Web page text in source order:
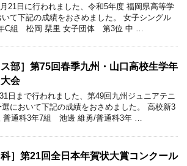
21日に行われました、令和5年度 福岡県高等学
て下記の成績をおさめました。 女子シングル
C組 松岡 栞里 女子団体 第3位 中 …
ス部］第75回春季九州・山口高校生学年
会
日まで行われました、第49回九州ジュニアテニ
において下記の成績をおさめました。 高校新3
普通科3年7組 池邊 維勇/普通科3年 …
科］第21回全日本年賀状大賞コンクール